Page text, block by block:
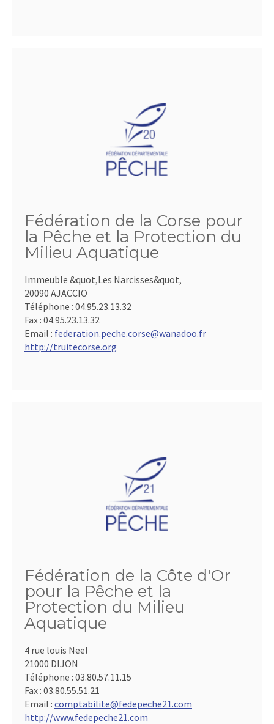
Fédération de la Corse pour
la Pêche et la Protection du
Milieu Aquatique
Immeuble &quot,Les Narcisses&quot,
20090 AJACCIO
Téléphone : 04.95.23.13.32
Fax : 04.95.23.13.32
Email : federation.peche.corse@wanadoo.fr
http://truitecorse.org
Fédération de la Côte d'Or
pour la Pêche et la
Protection du Milieu
Aquatique
4 rue louis Neel
21000 DIJON
Téléphone : 03.80.57.11.15
Fax : 03.80.55.51.21
Email : comptabilite@fedepeche21.com
http://www.fedepeche21.com